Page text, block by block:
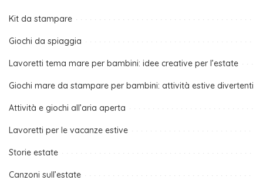
Kit da stampare
Giochi da spiaggia
Lavoretti tema mare per bambini: idee creative per l’estate
Giochi mare da stampare per bambini: attività estive divertenti
Attività e giochi all’aria aperta
Lavoretti per le vacanze estive
Storie estate
Canzoni sull’estate